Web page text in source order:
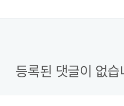
등록된 댓글이 없습